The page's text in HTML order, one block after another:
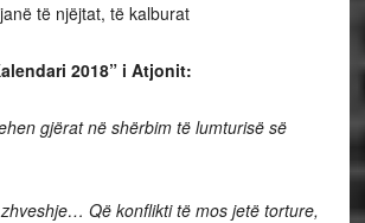
të njëjtat, të kalburat
2018” i Atjonit:
gjërat në shërbim të lumturisë së
Që konflikti të mos jetë torture,